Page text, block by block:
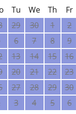
Tu We Th Fr
29 30 1 2
6 7 8 9
13 14 15 16
20 21 22 23
27 28 29 30
3 4 5 6